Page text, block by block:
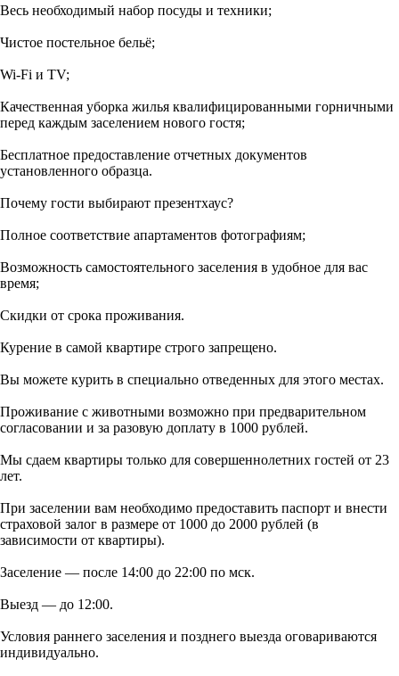
Весь необходимый набор посуды и техники;
Чистое постельное бельё;
Wi-Fi и TV;
Качественная уборка жилья квалифицированными горничными
перед каждым заселением нового гостя;
Бесплатное предоставление отчетных документов
установленного образца.
Почему гости выбирают презентхаус?
Полное соответствие апартаментов фотографиям;
Возможность самостоятельного заселения в удобное для вас
время;
Скидки от срока проживания.
Курение в самой квартире строго запрещено.
Вы можете курить в специально отведенных для этого местах.
Проживание с животными возможно при предварительном
согласовании и за разовую доплату в 1000 рублей.
Мы сдаем квартиры только для совершеннолетних гостей от 23
лет.
При заселении вам необходимо предоставить паспорт и внести
страховой залог в размере от 1000 до 2000 рублей (в
зависимости от квартиры).
Заселение — после 14:00 до 22:00 по мск.
Выезд — до 12:00.
Условия раннего заселения и позднего выезда оговариваются
индивидуально.